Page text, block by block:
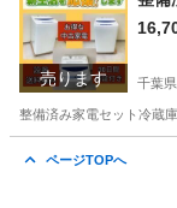
売ります 千葉
整備済み家電セット冷蔵
ページTOPへ